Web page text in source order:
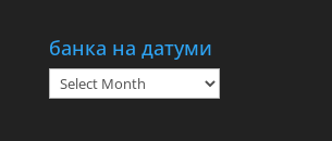
банка на датуми
банка
на